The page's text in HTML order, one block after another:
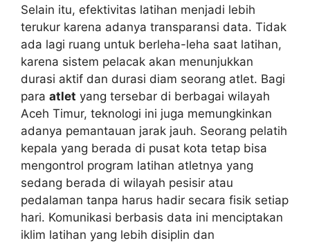
Selain itu, efektivitas latihan menjadi lebih
terukur karena adanya transparansi data. Tidak
ada lagi ruang untuk berleha-leha saat latihan,
karena sistem pelacak akan menunjukkan
durasi aktif dan durasi diam seorang atlet. Bagi
para atlet yang tersebar di berbagai wilayah
Aceh Timur, teknologi ini juga memungkinkan
adanya pemantauan jarak jauh. Seorang pelatih
kepala yang berada di pusat kota tetap bisa
mengontrol program latihan atletnya yang
sedang berada di wilayah pesisir atau
pedalaman tanpa harus hadir secara fisik setiap
hari. Komunikasi berbasis data ini menciptakan
iklim latihan yang lebih disiplin dan